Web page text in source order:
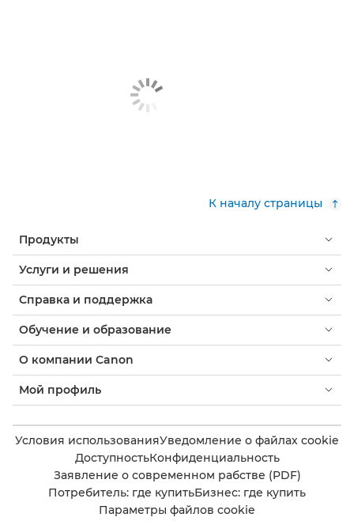
К началу страницы
Продукты
Услуги и решения
Справка и поддержка
Обучение и образование
О компании Canon
Мой профиль
Условия использованияУведомление о файлах cookie
ДоступностьКонфиденциальность
Заявление о современном рабстве (PDF)
Потребитель: где купитьБизнес: где купить
Параметры файлов cookie